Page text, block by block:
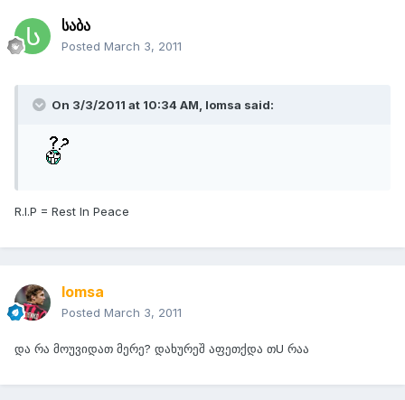
საბა
Posted March 3, 2011
On 3/3/2011 at 10:34 AM, lomsa said:
R.I.P = Rest In Peace
lomsa
Posted March 3, 2011
და რა მოუვიდათ მერე? დახურეშ აფეთქდა თU რაა